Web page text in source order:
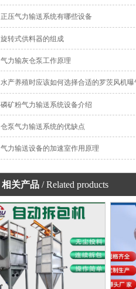
正压气力输送系统有哪些设备
旋转式供料器的组成
气力输灰仓泵工作原理
水产养殖时应该如何选择合适的罗茨风机曝
磷矿粉气力输送系统设备介绍
仓泵气力输送系统的优缺点
气力输送设备的加速室作用原理
相关产品 / Related products